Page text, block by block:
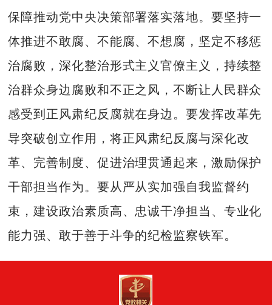
保障推动党中央决策部署落实落地。要坚持一
体推进不敢腐、不能腐、不想腐，坚定不移惩
治腐败，深化整治形式主义官僚主义，持续整
治群众身边腐败和不正之风，不断让人民群众
感受到正风肃纪反腐就在身边。要发挥改革先
导突破创立作用，将正风肃纪反腐与深化改
革、完善制度、促进治理贯通起来，激励保护
干部担当作为。要从严从实加强自我监督约
束，建设政治素质高、忠诚干净担当、专业化
能力强、敢于善于斗争的纪检监察铁军。